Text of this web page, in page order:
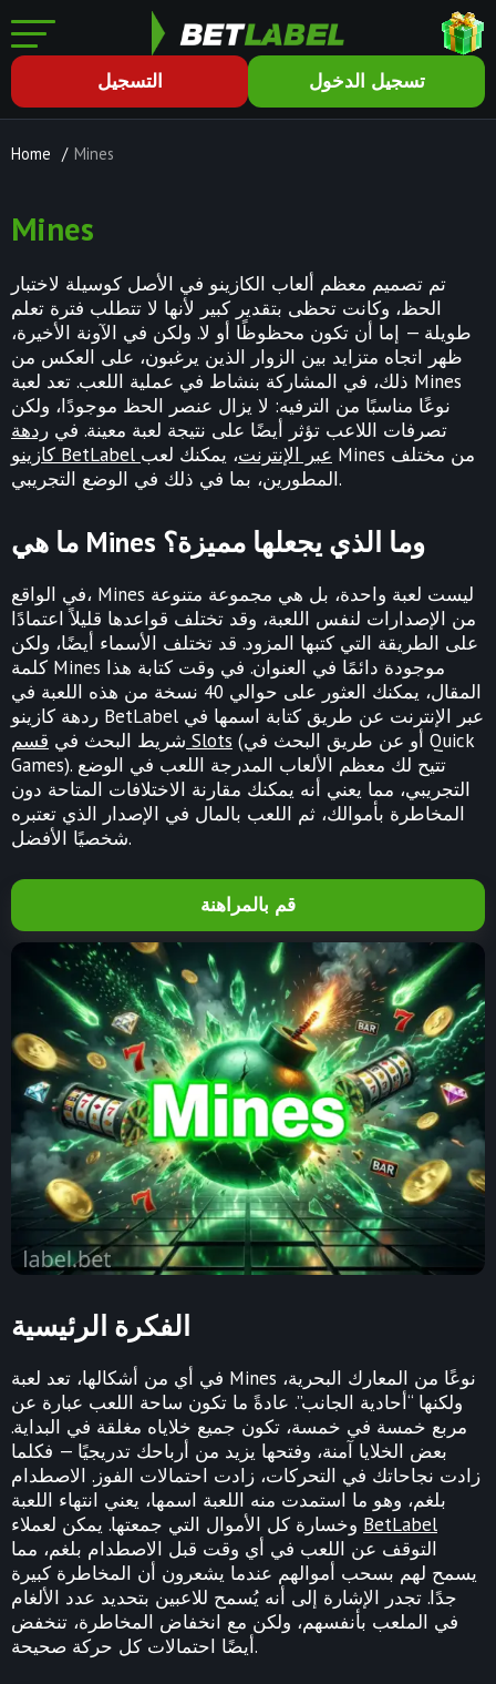
التسجيل تسجيل الدخول
Home / Mines
Mines
تم تصميم معظم ألعاب الكازينو في الأصل كوسيلة لاختبار
الحظ، وكانت تحظى بتقدير كبير لأنها لا تتطلب فترة تعلم
طويلة — إما أن تكون محظوظًا أو لا. ولكن في الآونة الأخيرة،
ظهر اتجاه متزايد بين الزوار الذين يرغبون، على العكس من
ذلك، في المشاركة بنشاط في عملية اللعب. تعد لعبة Mines
نوعًا مناسبًا من الترفيه: لا يزال عنصر الحظ موجودًا، ولكن
تصرفات اللاعب تؤثر أيضًا على نتيجة لعبة معينة. في ردهة
كازينو BetLabel عبر الإنترنت، يمكنك لعب Mines من مختلف
المطورين، بما في ذلك في الوضع التجريبي.
ما هي Mines وما الذي يجعلها مميزة؟
في الواقع، Mines ليست لعبة واحدة، بل هي مجموعة متنوعة
من الإصدارات لنفس اللعبة، وقد تختلف قواعدها قليلاً اعتمادًا
على الطريقة التي كتبها المزود. قد تختلف الأسماء أيضًا، ولكن
كلمة Mines موجودة دائمًا في العنوان. في وقت كتابة هذا
المقال، يمكنك العثور على حوالي 40 نسخة من هذه اللعبة في
ردهة كازينو BetLabel عبر الإنترنت عن طريق كتابة اسمها في
شريط البحث في قسم Slots (أو عن طريق البحث في Quick
Games). تتيح لك معظم الألعاب المدرجة اللعب في الوضع
التجريبي، مما يعني أنه يمكنك مقارنة الاختلافات المتاحة دون
المخاطرة بأموالك، ثم اللعب بالمال في الإصدار الذي تعتبره
شخصيًا الأفضل.
قم بالمراهنة
الفكرة الرئيسية
في أي من أشكالها، تعد لعبة Mines نوعًا من المعارك البحرية،
ولكنها “أحادية الجانب”. عادةً ما تكون ساحة اللعب عبارة عن
مربع خمسة في خمسة، تكون جميع خلاياه مغلقة في البداية.
بعض الخلايا آمنة، وفتحها يزيد من أرباحك تدريجيًا — فكلما
زادت نجاحاتك في التحركات، زادت احتمالات الفوز. الاصطدام
بلغم، وهو ما استمدت منه اللعبة اسمها، يعني انتهاء اللعبة
BetLabel
التوقف عن اللعب في أي وقت قبل الاصطدام بلغم، مما
يسمح لهم بسحب أموالهم عندما يشعرون أن المخاطرة كبيرة
جدًا. تجدر الإشارة إلى أنه يُسمح للاعبين بتحديد عدد الألغام
في الملعب بأنفسهم، ولكن مع انخفاض المخاطرة، تنخفض
أيضًا احتمالات كل حركة صحيحة.